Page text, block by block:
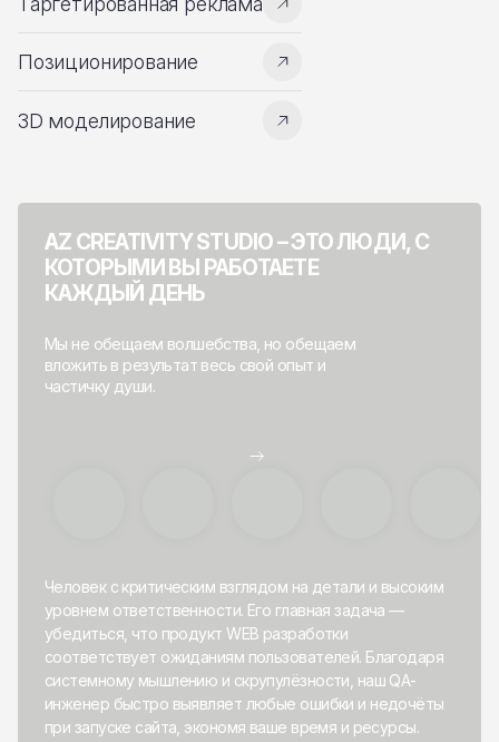
Позиционирование
3D моделирование
AZ CREATIVITY STUDIO – ЭТО ЛЮДИ, С
КОТОРЫМИ ВЫ РАБОТАЕТЕ
КАЖДЫЙ ДЕНЬ
Мы не обещаем волшебства, но обещаем
вложить в результат весь свой опыт и
частичку души.
Человек с критическим взглядом на детали и высоким
уровнем ответственности. Его главная задача —
убедиться, что продукт WEB разработки
соответствует ожиданиям пользователей. Благодаря
системному мышлению и скрупулёзности, наш QA-
инженер быстро выявляет любые ошибки и недочёты
при запуске сайта, экономя ваше время и ресурсы.